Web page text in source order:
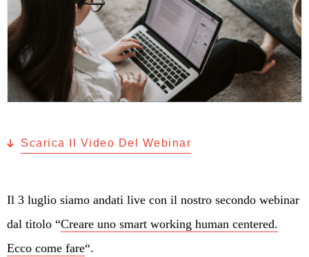
Scarica Il Video Del Webinar
Il 3 luglio siamo andati live con il nostro secondo webinar
dal titolo “Creare uno smart working human centered.
Ecco come fare“.